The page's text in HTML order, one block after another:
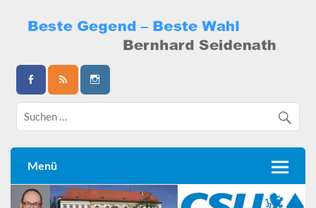
content
Bernhard Seidenath
Menü